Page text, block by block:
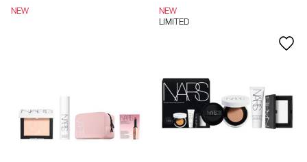
as
for
keyword
NEW
NEW
LIMITED